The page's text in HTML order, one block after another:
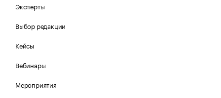
Эксперты
Выбор редакции
Кейсы
Вебинары
Мероприятия